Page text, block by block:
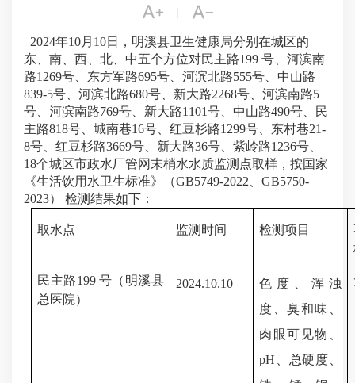
 
2024年10月 10日，明溪县卫生健康局分别在城区的
东、南、西、北、中五个方位对民主路199 号、河滨南
路1269号、东方军路695号、河滨北路555号、中山路
839-5号、河滨北路680号、新大路2268号、河滨南路5
号、河滨南路769号、新大路1101号、中山路490号、民
主路818号、城南巷16号、红豆杉路1299号、东村巷21-
8号、红豆杉路3669号、新大路36号、紫岭路1236号、
18个城区市政水厂管网末梢水水质监测点取样，按国家
《生活饮用水卫生标准》（GB5749-2022、GB5750-
2023） 检测结果如下：
取水点 监测时间 检测项目
民主路199 号 （明溪县
总医院）
2024.10.10
色度、浑浊
度、臭和味、
肉眼可见物、
pH、总硬度、